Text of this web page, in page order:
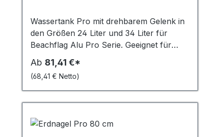
Wassertank Pro mit drehbarem Gelenk in
den Größen 24 Liter und 34 Liter für
Beachflag Alu Pro Serie. Geeignet für
gerade Untergründe. Im Winter bei
Frosttemperaturen muss ein
Frostschutzmittel eingesetzt werden, um
Schäden zu vermeiden.
Ab 81,41 €*
(68,41 € Netto)